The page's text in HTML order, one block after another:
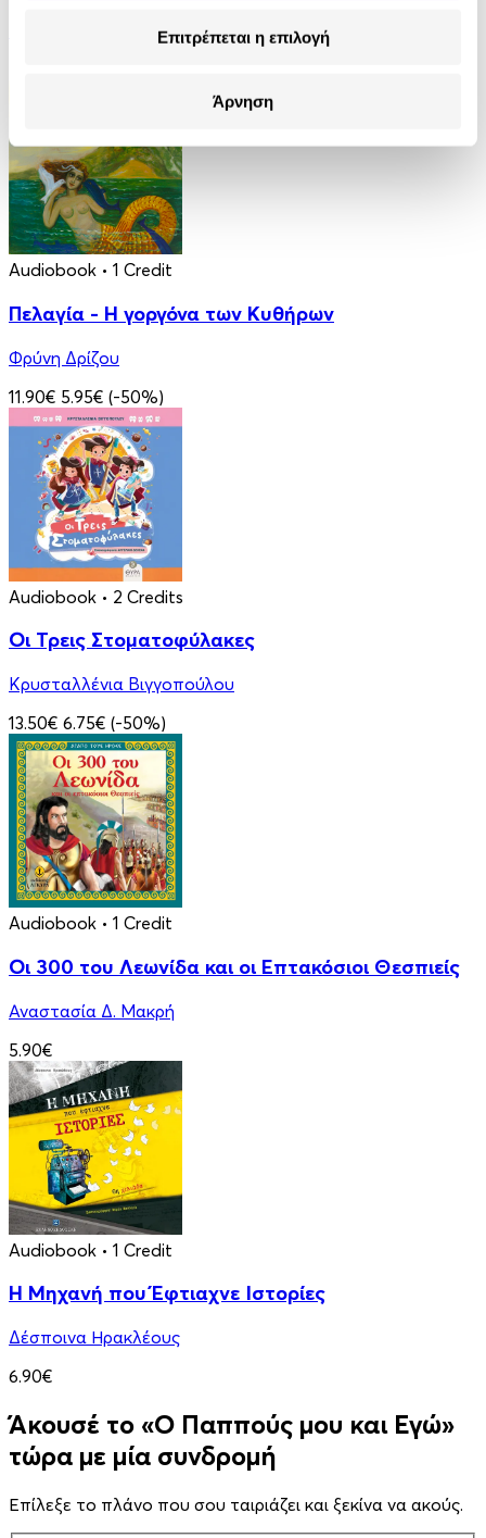
Επιτρέπεται η επιλογή
Άρνηση
Audiobook • 1 Credit
Πελαγία - Η γοργόνα των Κυθήρων
Φρύνη Δρίζου
11.90€ 5.95€ (-50%)
Audiobook • 2 Credits
Οι Τρεις Στοματοφύλακες
Κρυσταλλένια Βιγγοπούλου
13.50€ 6.75€ (-50%)
Audiobook • 1 Credit
Οι 300 του Λεωνίδα και οι Eπτακόσιοι Θεσπιείς
Αναστασία Δ. Μακρή
5.90€
Audiobook • 1 Credit
Η Μηχανή που Έφτιαχνε Ιστορίες
Δέσποινα Ηρακλέους
6.90€
Άκουσέ το «Ο Παππούς μου και Εγώ»
τώρα με μία συνδρομή
Επίλεξε το πλάνο που σου ταιριάζει και ξεκίνα να ακούς.